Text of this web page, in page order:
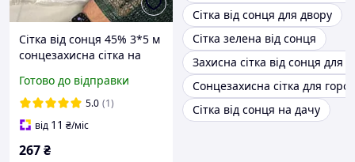
Сітка від сонця 45% 3*5 м
сонцезахисна сітка на
Готово до відправки
5.0 (1)
від 11 ₴/міс
267₴
Сітка від сонця для двору
Сітка зелена від сонця
Захисна сітка від сонця для
Сонцезахисна сітка для
Сітка від сонця на дачу